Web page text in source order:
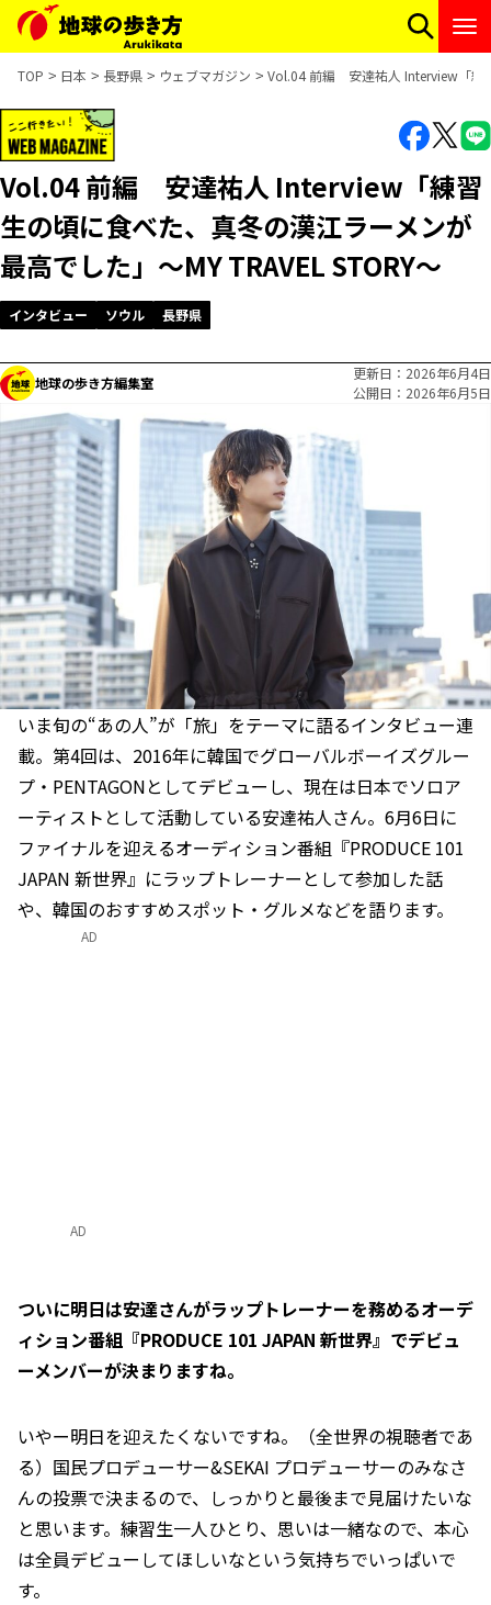
TOP 日本 長野県 ウェブマガジン Vol.04 前編 安達祐人 Interview「練
Vol.04 前編 安達祐人 Interview「練習
生の頃に食べた、真冬の漢江ラーメンが
最高でした」～MY TRAVEL STORY～
インタビュー ソウル 長野県
地球の歩き方編集室
更新日
2026年6月4日
公開日
2026年6月5日
いま旬の“あの人”が「旅」をテーマに語るインタビュー連
載。第4回は、2016年に韓国でグローバルボーイズグルー
プ・PENTAGONとしてデビューし、現在は日本でソロア
ーティストとして活動している安達祐人さん。6月6日に
ファイナルを迎えるオーディション番組『PRODUCE 101
JAPAN 新世界』にラップトレーナーとして参加した話
や、韓国のおすすめスポット・グルメなどを語ります。
AD
――ついに明日は安達さんがラップトレーナーを務めるオーデ
ィション番組『PRODUCE 101 JAPAN 新世界』でデビュ
ーメンバーが決まりますね。
いやー明日を迎えたくないですね。（全世界の視聴者であ
る）国民プロデューサー&SEKAI プロデューサーのみなさ
んの投票で決まるので、しっかりと最後まで見届けたいな
と思います。練習生一人ひとり、思いは一緒なので、本心
は全員デビューしてほしいなという気持ちでいっぱいで
す。
AD